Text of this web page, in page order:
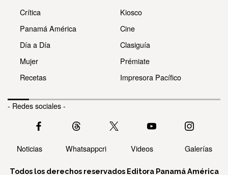
Crítica
Panamá América
Día a Día
Mujer
Recetas
Kiosco
Cine
Clasiguía
Prémiate
Impresora Pacífico
- Redes sociales -
Noticias Whatsappcri Videos Galerías
Todos los derechos reservados Editora Panamá América